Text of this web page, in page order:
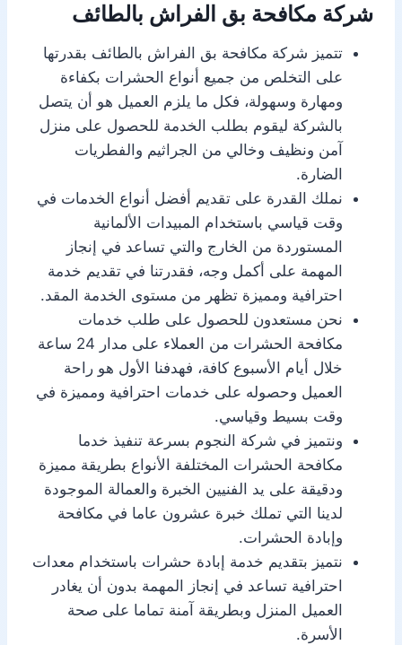
شركة مكافحة بق الفراش بالطائف
تتميز شركة مكافحة بق الفراش بالطائف بقدرتها
على التخلص من جميع أنواع الحشرات بكفاءة
ومهارة وسهولة، فكل ما يلزم العميل هو أن يتصل
بالشركة ليقوم بطلب الخدمة للحصول على منزل
آمن ونظيف وخالي من الجراثيم والفطريات
الضارة.
نملك القدرة على تقديم أفضل أنواع الخدمات في
وقت قياسي باستخدام المبيدات الألمانية
المستوردة من الخارج والتي تساعد في إنجاز
المهمة على أكمل وجه، فقدرتنا في تقديم خدمة
احترافية ومميزة تظهر من مستوى الخدمة المقد.
نحن مستعدون للحصول على طلب خدمات
مكافحة الحشرات من العملاء على مدار 24 ساعة
خلال أيام الأسبوع كافة، فهدفنا الأول هو راحة
العميل وحصوله على خدمات احترافية ومميزة في
وقت بسيط وقياسي.
ونتميز في شركة النجوم بسرعة تنفيذ خدما
مكافحة الحشرات المختلفة الأنواع بطريقة مميزة
ودقيقة على يد الفنيين الخبرة والعمالة الموجودة
لدينا التي تملك خبرة عشرون عاما في مكافحة
وإبادة الحشرات.
نتميز بتقديم خدمة إبادة حشرات باستخدام معدات
احترافية تساعد في إنجاز المهمة بدون أن يغادر
العميل المنزل وبطريقة آمنة تماما على صحة
الأسرة.